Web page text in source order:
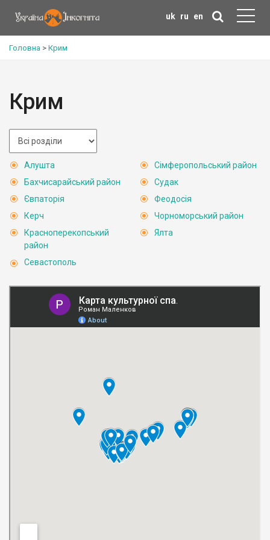
uk ru en
Головна > Крим
Крим
Алушта
Бахчисарайський район
Євпаторія
Керч
Красноперекопський
район
Севастополь
Сімферопольський район
Судак
Феодосія
Чорноморський район
Ялта